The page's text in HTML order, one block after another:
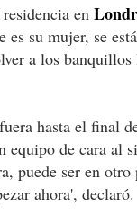
en
es su mujer, se
a los
hasta el final
equipo de cara al
puede ser en otro
ahora', declaró.